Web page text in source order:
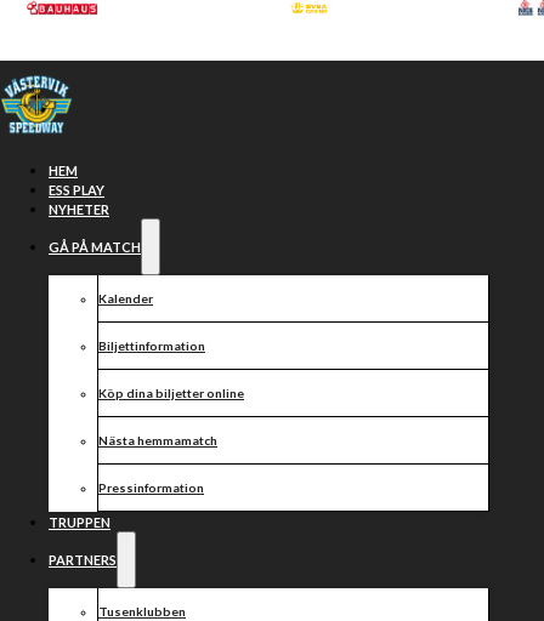
Hoppa till huvudinnehåll
HEM
ESS PLAY
NYHETER
GÅ PÅ MATCH
Kalender
Biljettinformation
Köp dina biljetter online
Nästa hemmamatch
Pressinformation
TRUPPEN
PARTNERS
Tusenklubben
VÄSTERVIK
SPEEDWAY vs
CORONA